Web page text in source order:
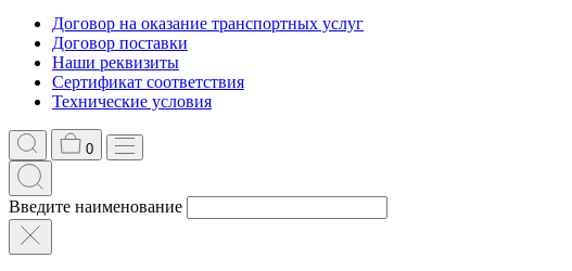
Договор на оказание транспортных услуг
Договор поставки
Наши реквизиты
Сертификат соответствия
Технические условия
0
Введите наименование